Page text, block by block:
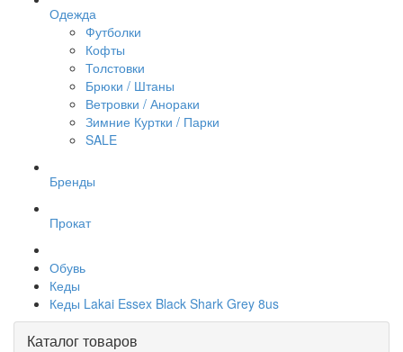
Одежда
Футболки
Кофты
Толстовки
Брюки / Штаны
Ветровки / Анораки
Зимние Куртки / Парки
SALE
Бренды
Прокат
Обувь
Кеды
Кеды Lakai Essex Black Shark Grey 8us
Каталог товаров